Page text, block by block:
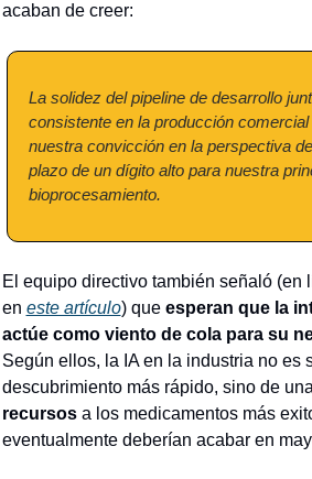
acaban de creer:
La solidez del pipeline de desarrollo
consistente en la producción
nuestra convicción en la perspectiva
plazo de un dígito alto para nuestra
bioprocesamiento.
El equipo directivo también señaló (en
en este artículo) que esperan que la
actúe como viento de cola para su
Según ellos, la IA en la industria no es
descubrimiento más rápido, sino de una
recursos a los medicamentos más
eventualmente deberían acabar en